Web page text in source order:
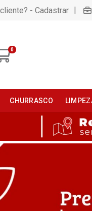
- Cadastrar |
0
CHURRASCO